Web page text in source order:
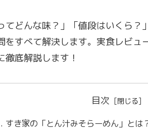
てどんな味？」「値段はいくら
をすべて解決します。実食レビ
底解説します！
目次
すき家の「とん汁みそらーめん」とは